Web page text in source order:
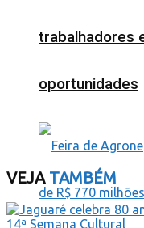
trabalhadores
oportunidades
VEJATAMBÉM